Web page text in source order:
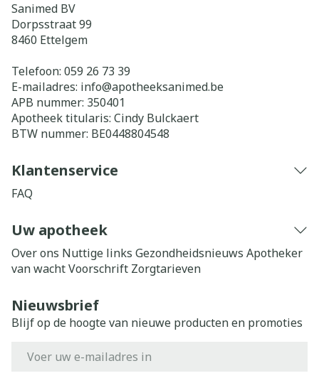
Sanimed BV
Dorpsstraat 99
8460 Ettelgem
Telefoon: 059 26 73 39
E-mailadres: info@apotheeksanimed.be
APB nummer: 350401
Apotheek titularis: Cindy Bulckaert
BTW nummer: BE0448804548
Klantenservice
FAQ
Uw apotheek
Over ons Nuttige links Gezondheidsnieuws Apotheker
van wachtVoorschrift Zorgtarieven
Nieuwsbrief
Blijf op de hoogte van nieuwe producten en promoties